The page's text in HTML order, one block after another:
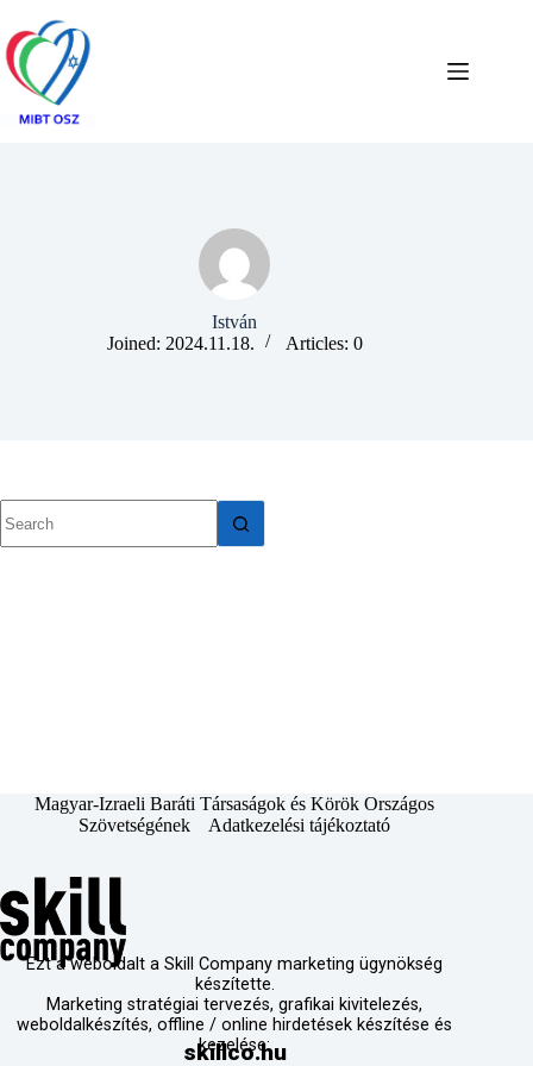
István
Joined: 2024.11.18.
Articles: 0
Magyar-Izraeli Baráti Társaságok és Körök Országos
Szövetségének Adatkezelési tájékoztató
Ezt a weboldalt a Skill Company marketing ügynökség
készítette.
Marketing stratégiai tervezés, grafikai kivitelezés,
weboldalkészítés, offline / online hirdetések készítése és
kezelése:
skillco.hu